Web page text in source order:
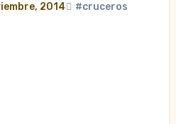
2014 #cruceros